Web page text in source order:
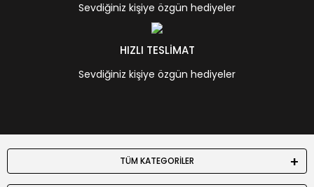
Sevdiğiniz kişiye özgün hediyeler
HIZLI TESLİMAT
Sevdiğiniz kişiye özgün hediyeler
TÜM KATEGORİLER